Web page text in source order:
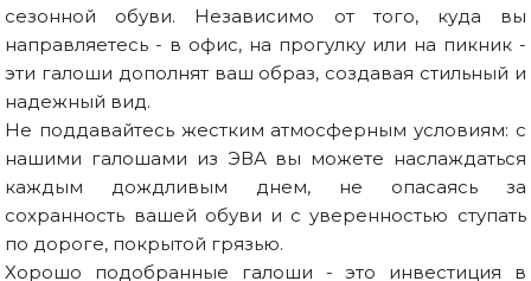
сезонной обуви. Независимо от того, куда вы
направляетесь - в офис, на прогулку или на пикник -
эти галоши дополнят ваш образ, создавая стильный и
надежный вид.
Не поддавайтесь жестким атмосферным условиям: с
нашими галошами из ЭВА вы можете наслаждаться
каждым дождливым днем, не опасаясь за
сохранность вашей обуви и с уверенностью ступать
по дороге, покрытой грязью.
Хорошо подобранные галоши - это инвестиция в